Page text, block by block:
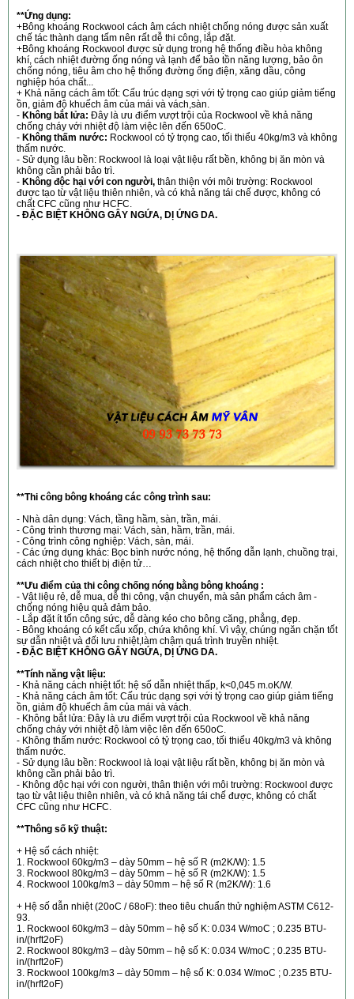
**Ứng dụng:
+Bông khoáng Rockwool cách âm cách nhiệt chống nóng được sản xuất
chế tác thành dạng tấm nên rất dễ thi công, lắp đặt.
+Bông khoáng Rockwool được sử dụng trong hệ thống điều hòa không
khí, cách nhiệt đường ống nóng và lạnh để bảo tồn năng lượng, bảo ôn
chống nóng, tiêu âm cho hệ thống đường ống điện, xăng dầu, công
nghiệp hóa chất...
+ Khả năng cách âm tốt: Cấu trúc dạng sợi với tỷ trọng cao giúp giảm tiếng
ồn, giảm độ khuếch âm của mái và vách,sàn.
- Không bắt lửa: Đây là ưu điểm vượt trội của Rockwool về khả năng
chống cháy với nhiệt độ làm việc lên đến 650oC.
- Không thấm nước: Rockwool có tỷ trọng cao, tối thiểu 40kg/m3 và không
thấm nước.
- Sử dụng lâu bền: Rockwool là loại vật liệu rất bền, không bị ăn mòn và
không cần phải bảo trì.
- Không độc hại với con người, thân thiện với môi trường: Rockwool
được tạo từ vật liệu thiên nhiên, và có khả năng tái chế được, không có
chất CFC cũng như HCFC.
- ĐẶC BIỆT KHÔNG GÂY NGỨA, DỊ ỨNG DA.
**Thi công bông khoáng các công trình sau:
- Nhà dân dụng: Vách, tầng hầm, sàn, trần, mái.
- Công trình thương mại: Vách, sàn, hầm, trần, mái.
- Công trình công nghiệp: Vách, sàn, mái.
- Các ứng dụng khác: Bọc bình nước nóng, hệ thống dẫn lạnh, chuồng trại,
cách nhiệt cho thiết bị điện tử…
**Ưu điểm của thi công chống nóng bằng bông khoáng :
- Vật liệu rẻ, dễ mua, dễ thi công, vận chuyển, mà sản phẩm cách âm -
chống nóng hiệu quả đảm bảo.
- Lắp đặt ít tốn công sức, dễ dàng kéo cho bông căng, phẳng, đẹp.
- Bông khoáng có kết cấu xốp, chứa không khí. Vì vậy, chúng ngăn chặn tốt
sự dẫn nhiệt và đối lưu nhiệt,làm chậm quá trình truyền nhiệt.
- ĐẶC BIỆT KHÔNG GÂY NGỨA, DỊ ỨNG DA.
**Tính năng vật liệu:
- Khả năng cách nhiệt tốt: hệ số dẫn nhiệt thấp, k<0,045 m.oK/W.
- Khả năng cách âm tốt: Cấu trúc dạng sợi với tỷ trọng cao giúp giảm tiếng
ồn, giảm độ khuếch âm của mái và vách.
- Không bắt lửa: Đây là ưu điểm vượt trội của Rockwool về khả năng
chống cháy với nhiệt độ làm việc lên đến 650oC.
- Không thấm nước: Rockwool có tỷ trọng cao, tối thiểu 40kg/m3 và không
thấm nước.
- Sử dụng lâu bền: Rockwool là loại vật liệu rất bền, không bị ăn mòn và
không cần phải bảo trì.
- Không độc hại với con người, thân thiện với môi trường: Rockwool được
tạo từ vật liệu thiên nhiên, và có khả năng tái chế được, không có chất
CFC cũng như HCFC.
**Thông số kỹ thuật:
+ Hệ số cách nhiệt:
1. Rockwool 60kg/m3 – dày 50mm – hệ số R (m2K/W): 1.5
3. Rockwool 80kg/m3 – dày 50mm – hệ số R (m2K/W): 1.5
4. Rockwool 100kg/m3 – dày 50mm – hệ số R (m2K/W): 1.6
+ Hệ số dẫn nhiệt (20oC / 68oF): theo tiêu chuẩn thử nghiệm ASTM C612-
93.
1. Rockwool 60kg/m3 – dày 50mm – hệ số K: 0.034 W/moC ; 0.235 BTU-
in/(hrft2oF)
2. Rockwool 80kg/m3 – dày 50mm – hệ số K: 0.034 W/moC ; 0.235 BTU-
in/(hrft2oF)
3. Rockwool 100kg/m3 – dày 50mm – hệ số K: 0.034 W/moC ; 0.235 BTU-
in/(hrft2oF)